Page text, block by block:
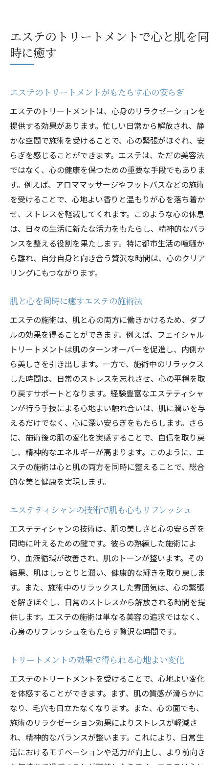
エステのトリートメントで心と肌を同
時に癒す
エステのトリートメントがもたらす心の安らぎ
エステのトリートメントは、心身のリラクゼーションを
提供する効果があります。忙しい日常から解放され、静
かな空間で施術を受けることで、心の緊張がほぐれ、安
らぎを感じることができます。エステは、ただの美容法
ではなく、心の健康を保つための重要な手段でもありま
す。例えば、アロママッサージやフットバスなどの施術
を受けることで、心地よい香りと温もりが心を落ち着か
せ、ストレスを軽減してくれます。このような心の休息
は、日々の生活に新たな活力をもたらし、精神的なバラ
ンスを整える役割を果たします。特に都市生活の喧騒か
ら離れ、自分自身と向き合う贅沢な時間は、心のクリア
リングにもつながります。
肌と心を同時に癒すエステの施術法
エステの施術は、肌と心の両方に働きかけるため、ダブ
ルの効果を得ることができます。例えば、フェイシャル
トリートメントは肌のターンオーバーを促進し、内側か
ら美しさを引き出します。一方で、施術中のリラックス
した時間は、日常のストレスを忘れさせ、心の平穏を取
り戻すサポートとなります。経験豊富なエステティシャ
ンが行う手技による心地よい触れ合いは、肌に潤いを与
えるだけでなく、心に深い安らぎをもたらします。さら
に、施術後の肌の変化を実感することで、自信を取り戻
し、精神的なエネルギーが高まります。このように、エ
ステの施術は心と肌の両方を同時に整えることで、総合
的な美と健康を実現します。
エステティシャンの技術で肌も心もリフレッシュ
エステティシャンの技術は、肌の美しさと心の安らぎを
同時に叶えるための鍵です。彼らの熟練した施術によ
り、血液循環が改善され、肌のトーンが整います。その
結果、肌はしっとりと潤い、健康的な輝きを取り戻しま
す。また、施術中のリラックスした雰囲気は、心の緊張
を解きほぐし、日常のストレスから解放される時間を提
供します。エステの施術は単なる美容の追求ではなく、
心身のリフレッシュをもたらす贅沢な時間です。
トリートメントの効果で得られる心地よい変化
エステのトリートメントを受けることで、心地よい変化
を体感することができます。まず、肌の質感が滑らかに
なり、毛穴も目立たなくなります。また、心の面でも、
施術のリラクゼーション効果によりストレスが軽減さ
れ、精神的なバランスが整います。これにより、日常生
活におけるモチベーションや活力が向上し、より前向き